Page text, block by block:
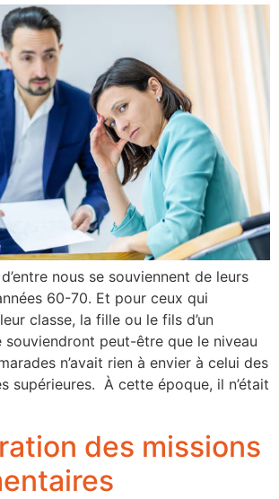
nous se souviennent de leurs
60-70. Et pour ceux qui
classe, la fille ou le fils d’un
souviendront peut-être que le niveau
n’avait rien à envier à celui des
supérieures. À cette époque, il n’était
des missions